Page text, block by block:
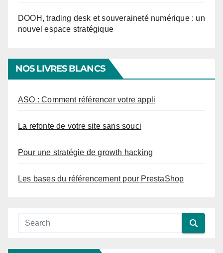
DOOH, trading desk et souveraineté numérique : un
nouvel espace stratégique
NOS LIVRES BLANCS
ASO : Comment référencer votre appli
La refonte de votre site sans souci
Pour une stratégie de growth hacking
Les bases du référencement pour PrestaShop